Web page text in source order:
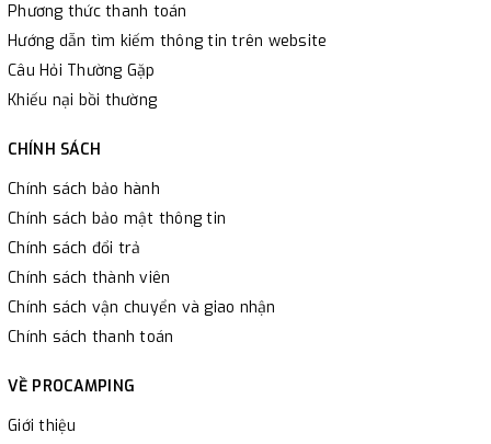
Phương thức thanh toán
Hướng dẫn tìm kiếm thông tin trên website
Câu Hỏi Thường Gặp
Khiếu nại bồi thường
CHÍNH SÁCH
Chính sách bảo hành
Chính sách bảo mật thông tin
Chính sách đổi trả
Chính sách thành viên
Chính sách vận chuyển và giao nhận
Chính sách thanh toán
VỀ PROCAMPING
Giới thiệu